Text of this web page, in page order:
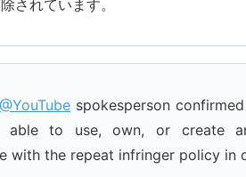
されています。
@YouTube spokesperson
able to use, own, or create
with the repeat infringer policy in